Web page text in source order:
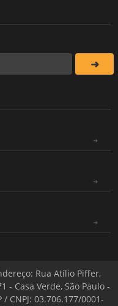
Rua Atílio Piffer,
- Casa Verde, São Paulo -
/ CNPJ: 03.706.177/0001-